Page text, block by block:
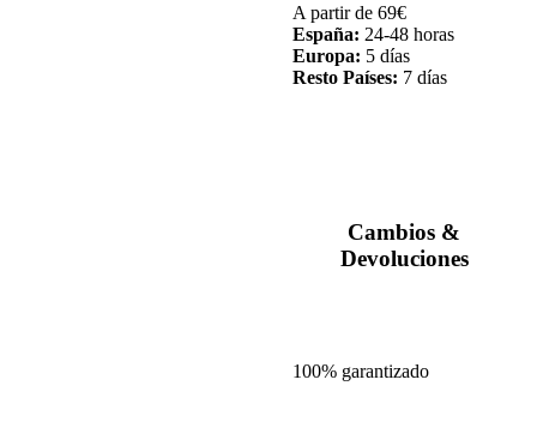
A partir de 69€
España: 24-48 horas
Europa: 5 días
Resto Países: 7 días
Cambios &
Devoluciones
100% garantizado